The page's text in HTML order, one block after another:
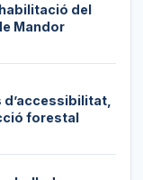
del
Mandor
d’accessibilitat,
forestal